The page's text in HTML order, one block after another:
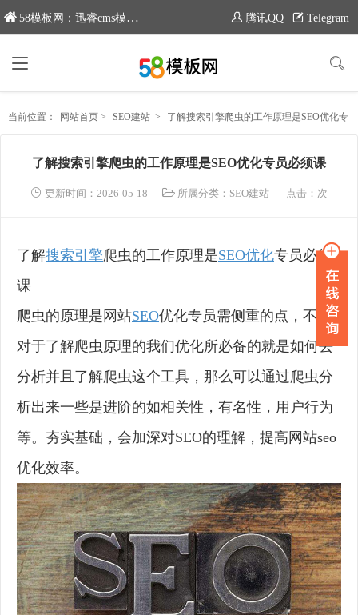
58模板网：迅睿cms模板专业分享平台，新域名：www.moban58.com 腾讯QQ Telegram
当前位置： 网站首页 > SEO建站 > 了解搜索引擎爬虫的工作原理是SEO优化专员必须课
了解搜索引擎爬虫的工作原理是SEO优化专员必须课
更新时间：2026-05-18 所属分类： SEO建站 点击： 次
了解搜索引擎爬虫的工作原理是SEO优化专员必须
课
爬虫的原理是网站SEO优化专员需侧重的点，不过
对于了解爬虫原理的我们优化所必备的就是如何去
分析并且了解爬虫这个工具，那么可以通过爬虫分
析出来一些是进阶的如相关性，有名性，用户行为
等。夯实基础，会加深对SEO的理解，提高网站seo
优化效率。